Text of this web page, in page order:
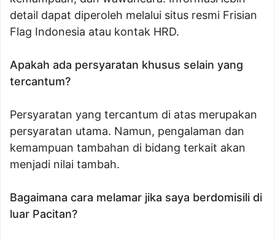
detail dapat diperoleh melalui situs resmi Frisian
Flag Indonesia atau kontak HRD.
Apakah ada persyaratan khusus selain yang
tercantum?
Persyaratan yang tercantum di atas merupakan
persyaratan utama. Namun, pengalaman dan
kemampuan tambahan di bidang terkait akan
menjadi nilai tambah.
Bagaimana cara melamar jika saya berdomisili di
luar Pacitan?